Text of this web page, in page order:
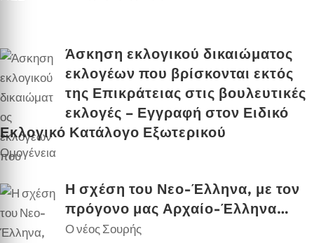
Άσκηση εκλογικού δικαιώματος
εκλογέων που βρίσκονται εκτός
της Επικράτειας στις βουλευτικές
εκλογές – Εγγραφή στον Ειδικό
Εκλογικό Κατάλογο Εξωτερικού
Ομογένεια
Η σχέση του Νεο-Έλληνα, με τον
πρόγονο μας Αρχαίο-Έλληνα…
Ο νέος Σουρής